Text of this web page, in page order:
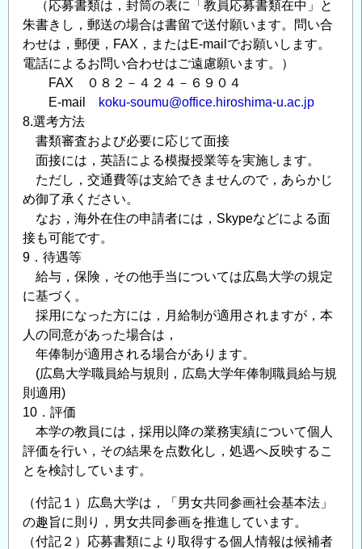
（応募書類は，封筒の表に「教員応募書類在中」と
朱書きし，郵送の場合は書留で送付願います。問い合
わせは，郵便，FAX，またはE-mailでお願いします。
電話によるお問い合わせはご遠慮願います。）
FAX ０８２－４２４－６９０４
E-mail
koku-soumu@office.hiroshima-u.ac.jp
8.選考方法
書類審査および必要に応じて面接
面接には，英語による模擬授業等を実施します。
ただし，交通費等は支給できませんので，あらかじ
め御了承ください。
なお，海外在住の申請者には，Skypeなどによる面
接も可能です。
9．待遇等
給与，保険，その他手当については広島大学の規定
に基づく。
採用になった方には，月給制が適用されますが，本
人の同意があった場合は，
年俸制が適用される場合があります。
(広島大学職員給与規則，広島大学年俸制職員給与規
則適用)
10．評価
本学の教員には，採用以降の業務実績について個人
評価を行い，その結果を点数化し，処遇へ反映するこ
とを検討しています。
（付記１）広島大学は，「男女共同参画社会基本法」
の趣旨に則り，男女共同参画を推進しています。
（付記２）応募書類により取得する個人情報は候補者